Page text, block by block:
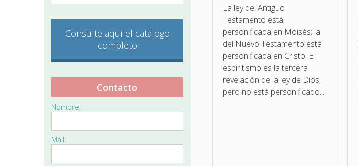
La ley del Antiguo
Testamento está
personificada en Moisés; la
del Nuevo Testamento está
personificada en Cristo. El
espiritismo es la tercera
revelación de la ley de Dios,
pero no está personificado...
Consulte aquí el catálogo
completo
Contacto
Nombre:
Mail: